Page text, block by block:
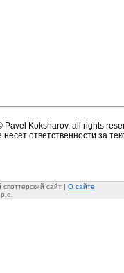
Pavel Koksharov, all rights
несет ответственности за
сайт | О сайте